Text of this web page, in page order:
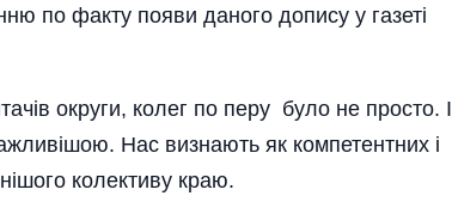
по факту появи даного допису у газеті
округи, колег по перу було не просто. І
Нас визнають як компетентних і
колективу краю.